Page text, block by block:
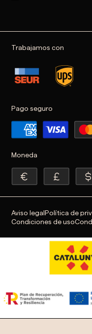
Trabajamos con
Pago seguro
Moneda
Aviso legalPolítica de
Condiciones de uso